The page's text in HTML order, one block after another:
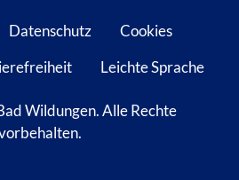
Datenschutz
Cookies
Leichte Sprache
Wildungen.Alle Rechte